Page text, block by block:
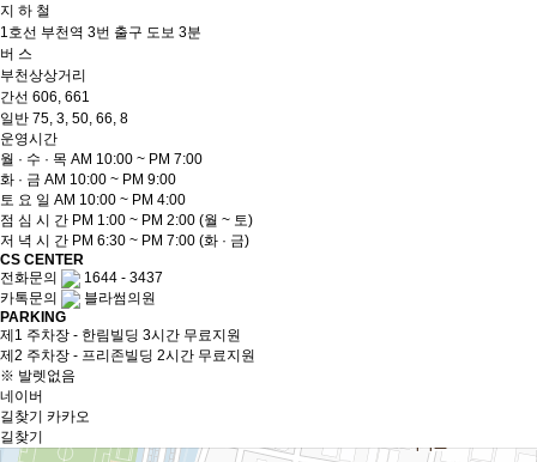
지 하 철
1호선 부천역 3번 출구 도보 3분
버 스
부천상상거리
간선 606, 661
일반 75, 3, 50, 66, 8
운영시간
월 · 수 · 목 AM 10:00 ~ PM 7:00
화 · 금 AM 10:00 ~ PM 9:00
토 요 일 AM 10:00 ~ PM 4:00
점 심 시 간 PM 1:00 ~ PM 2:00 (월 ~ 토)
저 녁 시 간 PM 6:30 ~ PM 7:00 (화 · 금)
CS CENTER
전화문의
1644 - 3437
카톡문의
블라썸의원
PARKING
제1 주차장 - 한림빌딩 3시간 무료지원
제2 주차장 - 프리존빌딩 2시간 무료지원
※ 발렛없음
네이버
길찾기 카카오
길찾기